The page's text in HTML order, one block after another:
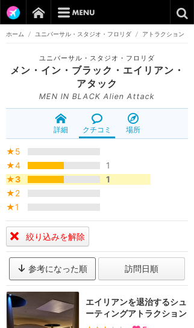
ホーム / ユニバーサル・スタジオ・フロリダ / アトラクション
ユニバーサル・スタジオ・フロリダ
メン・イン・ブラック・エイリアン・
アタック
MEN IN BLACK Alien Attack
詳細 クチコミ 場所
★5
★4
1
★3
1
★2
★1
絞り込みを解除
参考になった順 訪問日順
エイリアンを退治するシュ
ーティングアトラクション